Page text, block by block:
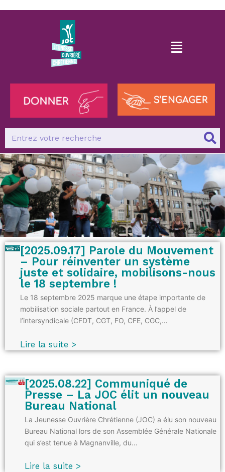
[2025.09.17] Parole du Mouvement
– Pour réinventer un système
juste et solidaire, mobilisons-nous
le 18 septembre !
Le 18 septembre 2025 marque une étape importante de
mobilisation sociale partout en France. À l’appel de
l’intersyndicale (CFDT, CGT, FO, CFE, CGC,…
Lire la suite >
[2025.08.22] Communiqué de
Presse – La JOC élit un nouveau
Bureau National
La Jeunesse Ouvrière Chrétienne (JOC) a élu son nouveau
Bureau National lors de son Assemblée Générale Nationale
qui s’est tenue à Magnanville, du…
Lire la suite >